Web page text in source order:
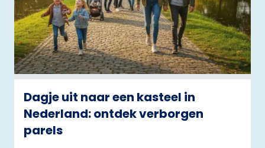
Dagje uit naar een kasteel in
Nederland: ontdek verborgen
parels